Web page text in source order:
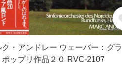
ク・アンドレー ウェーバー：グラ
ポップリ作品２０ RVC-2107